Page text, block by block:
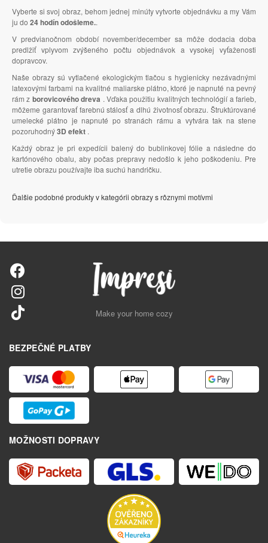
Vyberte si svoj obraz, behom jednej minúty vytvorte objednávku a my Vám
ju do 24 hodín odošleme..
V predvianočnom období november/december sa môže dodacia doba
predlžiť vplyvom zvýšeného počtu objednávok a vysokej vyťaženosti
dopravcov.
Naše obrazy sú vytlačené ekologickým tlačou s hygienicky nezávadnými
latexovými farbami na kvalitné maliarske plátno, ktoré je napnuté na pevný
rám z borovicového dreva . Vďaka použitiu kvalitných technológií a farieb,
môžeme garantovať farebnú stálosť a dlhú životnosť obrazu. Štruktúrované
umelecké plátno je napnuté po stranách rámu a vytvára tak na stene
pozoruhodný3D efekt .
Každý obraz je pri expedícii balený do bublinkovej fólie a následne do
kartónového obalu, aby počas prepravy nedošlo k jeho poškodeniu. Pre
utretie obrazu používajte iba suchú handričku.
Ďalšie podobné produkty v kategórii obrazy s rôznymi motívmi
Make your home cozy
BEZPEČNÉ PLATBY
MOŽNOSTI DOPRAVY